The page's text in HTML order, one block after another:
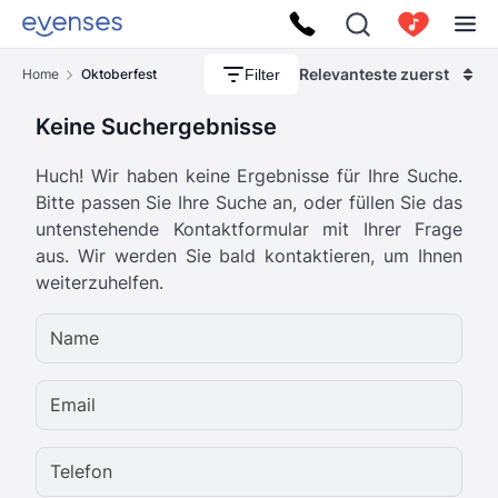
Home Oktoberfest Filter Relevanteste zuerst
Keine Suchergebnisse
Huch! Wir haben keine Ergebnisse für Ihre Suche.
Bitte passen Sie Ihre Suche an, oder füllen Sie das
untenstehende Kontaktformular mit Ihrer Frage
aus. Wir werden Sie bald kontaktieren, um Ihnen
weiterzuhelfen.
Name
Email
Telefon